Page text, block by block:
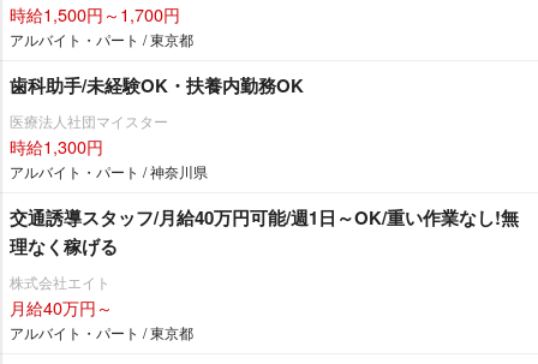
時給1,500円～1,700円
アルバイト・パート / 東京都
歯科助手/未経験OK・扶養内勤務OK
医療法人社団マイスター
時給1,300円
アルバイト・パート / 神奈川県
交通誘導スタッフ/月給40万円可能/週1日～OK/重い作業なし!無
理なく稼げる
株式会社エイト
月給40万円～
アルバイト・パート / 東京都